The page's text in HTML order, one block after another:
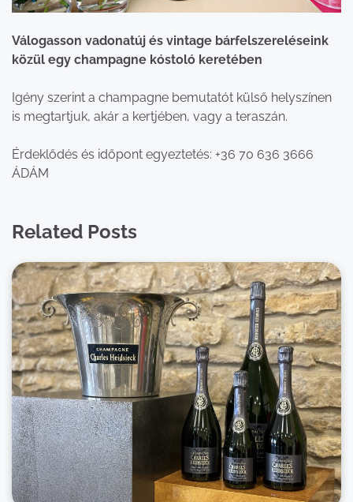
Válogasson vadonatúj és vintage bárfelszereléseink
közül egy champagne kóstoló keretében
Igény szerint a champagne bemutatót külső helyszínen
is megtartjuk, akár a kertjében, vagy a teraszán.
Érdeklődés és időpont egyeztetés: +36 70 636 3666
ÁDÁM
Related Posts